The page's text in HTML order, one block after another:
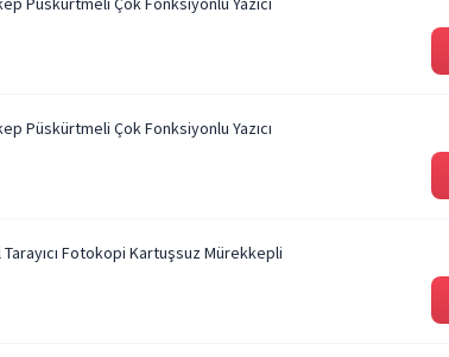
Püskürtmeli Çok Fonksiyonlu Yazıcı
Tarayıcı Fotokopi Kartuşsuz Mürekkepli